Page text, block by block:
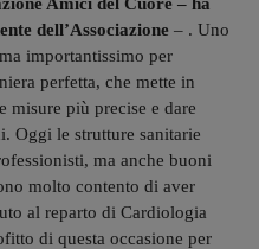
dell’Associazione – . Uno
importantissimo per
perfetta, che mette in
più precise e dare
Oggi le strutture sanitarie
ma anche buoni
molto contento di aver
al reparto di Cardiologia
di questa occasione per